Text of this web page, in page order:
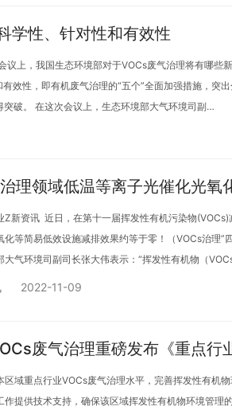
学性、针对性和有效性
上，我国生态环境部对于VOCs废气治理将有哪
效性，即有机废气治理的“五个”全面加强措施，
破。 在这次会议上，生态环境部大气环境司副…
理领域低温等离子光催化光氧
Z新资讯 近日，在第十一届挥发性有机污染物
化等简易低效设施减排效果约等于零！（VOCs治理
大气环境司副司长张大伟表示：“挥发性有机物（
2022-11-09
废气治理重磅发布《重点行
区域重点行业VOCs废气治理水平，完善挥发性有机
作提供技术支持，确保该区域挥发性有机物环境管